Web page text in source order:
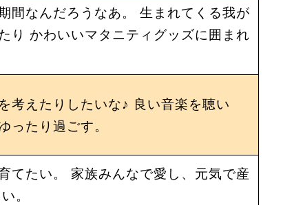
間なんだろうなあ。 生まれてくる我が
り かわいいマタニティグッズに囲まれ
考えたりしたいな♪ 良い音楽を聴い
ったり過ごす。
てたい。 家族みんなで愛し、元気で産
。